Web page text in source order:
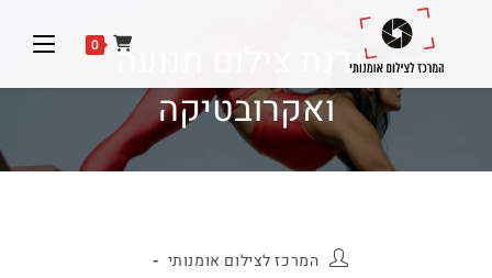
0
סדנת צילום תנועה
ואקרובטיקה
המרכז לצילום אומנותי